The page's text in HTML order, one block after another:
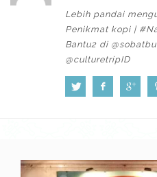
Lebih pandai
Penikmat kopi |
Bantu2 di
@culturetripID